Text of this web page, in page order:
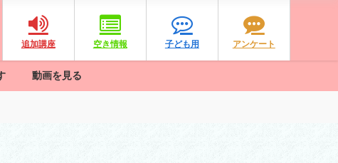
追加講座 空き情報 子ども用 アンケート
動画を見る